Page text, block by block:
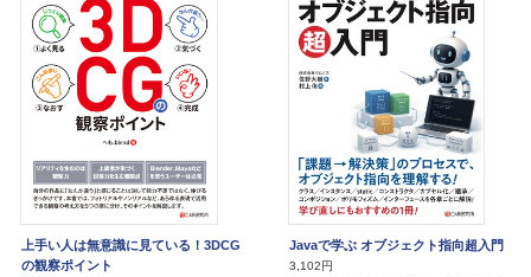
上手い人は無意識に見ている！3DCG
の観察ポイント
Javaで学ぶ オブジェクト指向超入門
3,102円